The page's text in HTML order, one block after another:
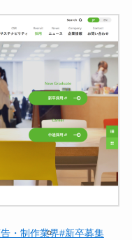
・制作業界#新卒募集